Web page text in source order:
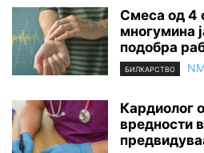
Смеса од 4
многумина
подобра
БИЛКАРСТВО
Кардиолог
вредности